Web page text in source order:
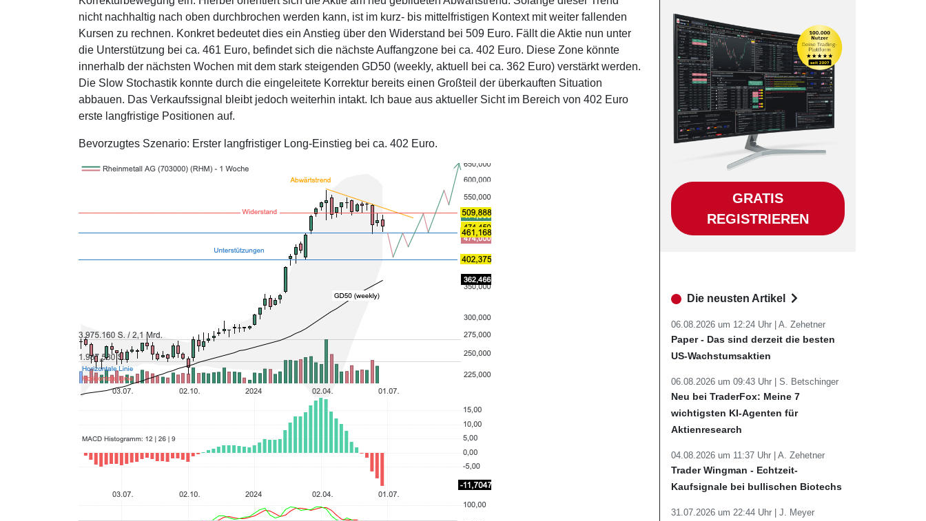
nicht nachhaltig nach oben durchbrochen werden kann, ist im kurz- bis mittelfristigen Kontext mit weiter fallenden
Kursen zu rechnen. Konkret bedeutet dies ein Anstieg über den Widerstand bei 509 Euro. Fällt die Aktie nun unter
die Unterstützung bei ca. 461 Euro, befindet sich die nächste Auffangzone bei ca. 402 Euro. Diese Zone könnte
innerhalb der nächsten Wochen mit dem stark steigenden GD50 (weekly, aktuell bei ca. 362 Euro) verstärkt werden.
Die Slow Stochastik konnte durch die eingeleitete Korrektur bereits einen Großteil der überkauften Situation
abbauen. Das Verkaufssignal bleibt jedoch weiterhin intakt. Ich baue aus aktueller Sicht im Bereich von 402 Euro
erste langfristige Positionen auf.
Bevorzugtes Szenario: Erster langfristiger Long-Einstieg bei ca. 402 Euro.
GRATIS
REGISTRIEREN
Die neusten Artikel
06.08.2026 um 12:24 Uhr | A. Zehetner
Paper - Das sind derzeit die besten
US-Wachstumsaktien
06.08.2026 um 09:43 Uhr | S. Betschinger
Neu bei TraderFox: Meine 7
wichtigsten KI-Agenten für
Aktienresearch
04.08.2026 um 11:37 Uhr | A. Zehetner
Trader Wingman - Echtzeit-
Kaufsignale bei bullischen Biotechs
31.07.2026 um 22:44 Uhr | J. Meyer